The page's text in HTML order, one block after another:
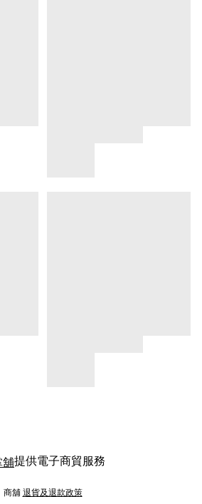
提供電子商貿服務
商舖 退貨及退款政策